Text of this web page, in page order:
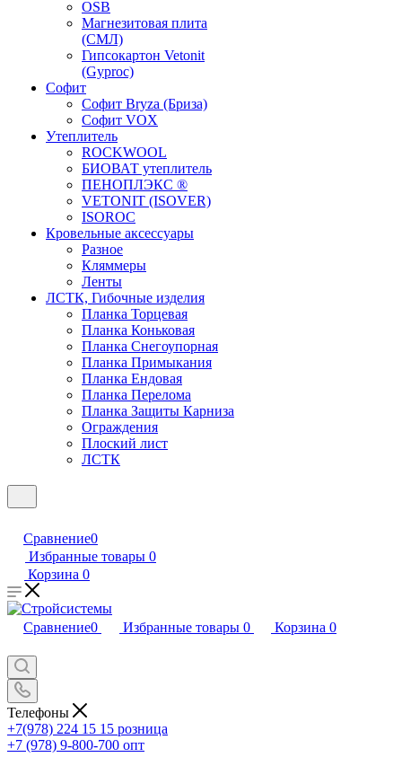
OSB
Магнезитовая плита
(СМЛ)
Гипсокартон Vetonit
(Gyproc)
Софит
Софит Bryza (Бриза)
Софит VOX
Утеплитель
ROCKWOOL
БИОВАТ утеплитель
ПЕНОПЛЭКС ®
VETONIT (ISOVER)
ISOROC
Кровельные аксессуары
Разное
Кляммеры
Ленты
ЛСТК, Гибочные изделия
Планка Торцевая
Планка Коньковая
Планка Снегоупорная
Планка Примыкания
Планка Ендовая
Планка Перелома
Планка Защиты Карниза
Ограждения
Плоский лист
ЛСТК
Сравнение0
Избранные товары 0
Корзина 0
Сравнение0 Избранные товары 0 Корзина 0
Телефоны
+7(978) 224 15 15 розница
+7 (978) 9-800-700 опт